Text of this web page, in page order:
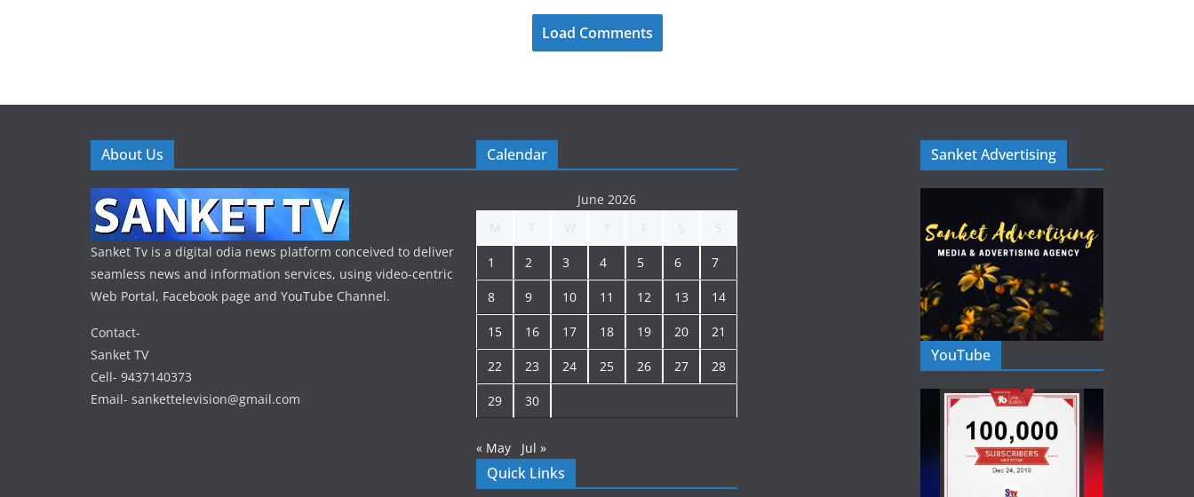
Load Comments
About Us
Sanket Tv is a digital odia news platform conceived to deliver
seamless news and information services, using video-centric
Web Portal, Facebook page and YouTube Channel.
Contact-
Sanket TV
Cell- 9437140373
Email- sankettelevision@gmail.com
Calendar
June 2026
1 2 3 4 5 6 7
8 9 10 11 12 13 14
15 16 17 18 19 20 21
22 23 24 25 26 27 28
29 30
« May Jul »
Quick Links
Sanket Advertising
YouTube